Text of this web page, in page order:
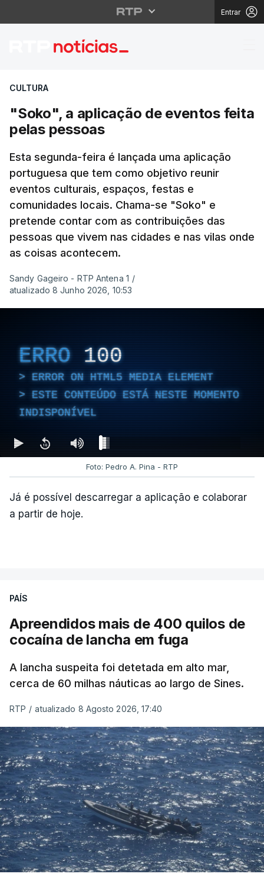
Entrar
"Soko", a aplicação
CULTURA
"Soko", a aplicação de eventos feita
pelas pessoas
Esta segunda-feira é lançada uma aplicação
portuguesa que tem como objetivo reunir
eventos culturais, espaços, festas e
comunidades locais. Chama-se "Soko" e
pretende contar com as contribuições das
pessoas que vivem nas cidades e nas vilas onde
as coisas acontecem.
Sandy Gageiro - RTP Antena 1 /
atualizado 8 Junho 2026, 10:53
ERRO 100
ERROR ON HTML5 MEDIA ELEMENT
ESTE CONTEÚDO ESTÁ NESTE MOMENTO
INDISPONÍVEL
Foto: Pedro A. Pina - RTP
Já é possível descarregar a aplicação e colaborar
a partir de hoje.
PAÍS
Apreendidos mais de 400 quilos de
cocaína de lancha em fuga
A lancha suspeita foi detetada em alto mar,
cerca de 60 milhas náuticas ao largo de Sines.
RTP / atualizado 8 Agosto 2026, 17:40